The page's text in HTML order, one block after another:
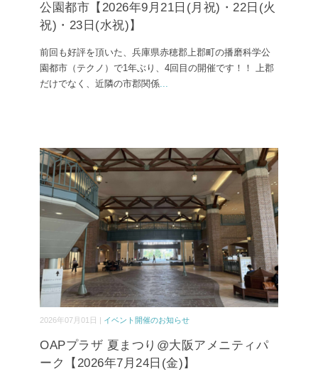
公園都市【2026年9月21日(月祝)・22日(火
祝)・23日(水祝)】
前回も好評を頂いた、兵庫県赤穂郡上郡町の播磨科学公
園都市（テクノ）で1年ぶり、4回目の開催です！！ 上郡
だけでなく、近隣の市郡関係...
2026年07月01日 | イベント開催のお知らせ
OAPプラザ 夏まつり@大阪アメニティパ
ーク【2026年7月24日(金)】